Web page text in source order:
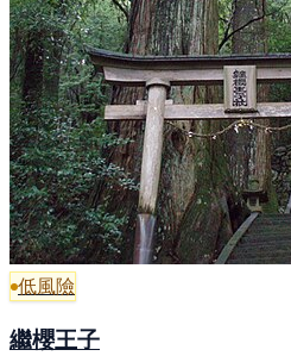
低風險
繼櫻王子